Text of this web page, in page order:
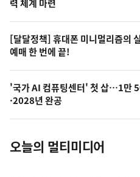
상
오
늘
의
사
진
력 체계 마련
[달달정책] 휴대폰 미니멀리즘의
예매 한 번에 끝!
'국가 AI 컴퓨팅센터' 첫 삽…1만
·2028년 완공
오늘의 멀티미디어